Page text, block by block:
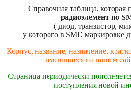
Справочная таблица, которая
радиоэлемент по
( диод, транзистор,
у которого в SMD маркировке
Корпус, название, назначение,
имеющиеся на нашем
Страница периодически
поступления новой